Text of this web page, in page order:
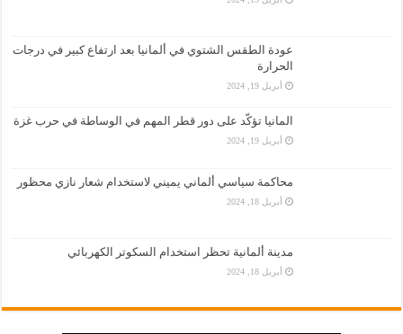
عودة الطقس الشتوي في ألمانيا بعد ارتفاع كبير في درجات
الحرارة
أبريل 19, 2024
المانيا تؤكّد على دور قطر المهم في الوساطة في حرب غزة
أبريل 19, 2024
محاكمة سياسي ألماني يميني لاستخدام شعار نازي محظور
أبريل 18, 2024
مدينة ألمانية تحظر استخدام السكوتر الكهربائي
أبريل 18, 2024